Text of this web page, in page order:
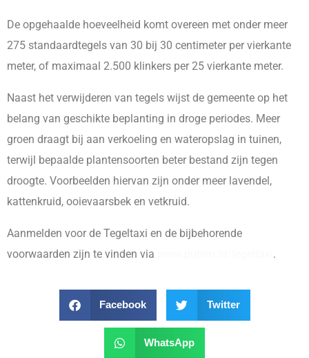
De opgehaalde hoeveelheid komt overeen met onder meer
275 standaardtegels van 30 bij 30 centimeter per vierkante
meter, of maximaal 2.500 klinkers per 25 vierkante meter.
Naast het verwijderen van tegels wijst de gemeente op het
belang van geschikte beplanting in droge periodes. Meer
groen draagt bij aan verkoeling en wateropslag in tuinen,
terwijl bepaalde plantensoorten beter bestand zijn tegen
droogte. Voorbeelden hiervan zijn onder meer lavendel,
kattenkruid, ooievaarsbek en vetkruid.
Aanmelden voor de Tegeltaxi en de bijbehorende
voorwaarden zijn te vinden via
.
Facebook Twitter
WhatsApp